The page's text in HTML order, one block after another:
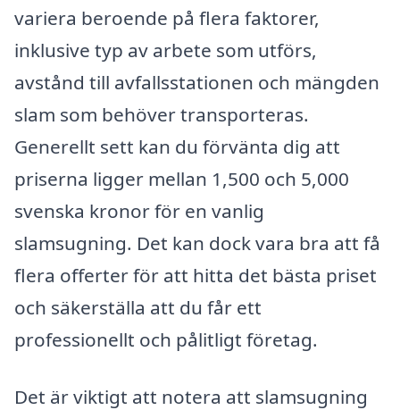
variera beroende på flera faktorer,
inklusive typ av arbete som utförs,
avstånd till avfallsstationen och mängden
slam som behöver transporteras.
Generellt sett kan du förvänta dig att
priserna ligger mellan 1,500 och 5,000
svenska kronor för en vanlig
slamsugning. Det kan dock vara bra att få
flera offerter för att hitta det bästa priset
och säkerställa att du får ett
professionellt och pålitligt företag.
Det är viktigt att notera att slamsugning